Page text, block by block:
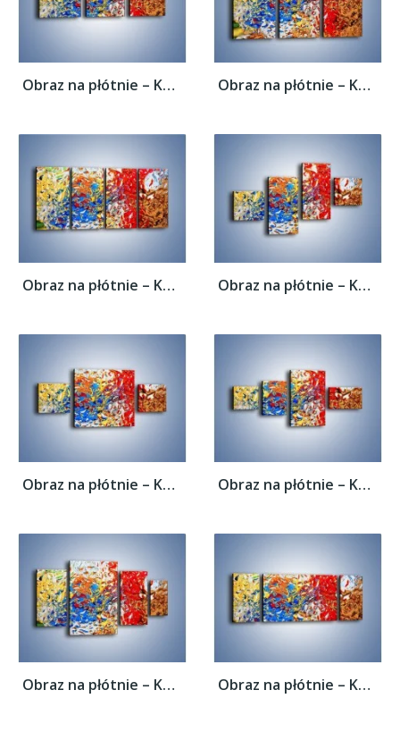
Obraz na płótnie – Każdy kolor coś znaczy... Obraz na płótnie – Każdy kolor coś znaczy...
Obraz na płótnie – Każdy kolor coś znaczy... Obraz na płótnie – Każdy kolor coś znaczy...
Obraz na płótnie – Każdy kolor coś znaczy... Obraz na płótnie – Każdy kolor coś znaczy...
Obraz na płótnie – Każdy kolor coś znaczy... Obraz na płótnie – Każdy kolor coś znaczy...